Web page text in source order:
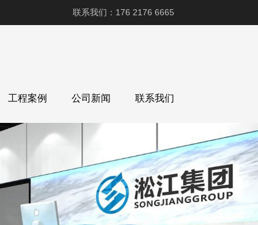
联系我们：176 2176 6665
工程案例 公司新闻 联系我们